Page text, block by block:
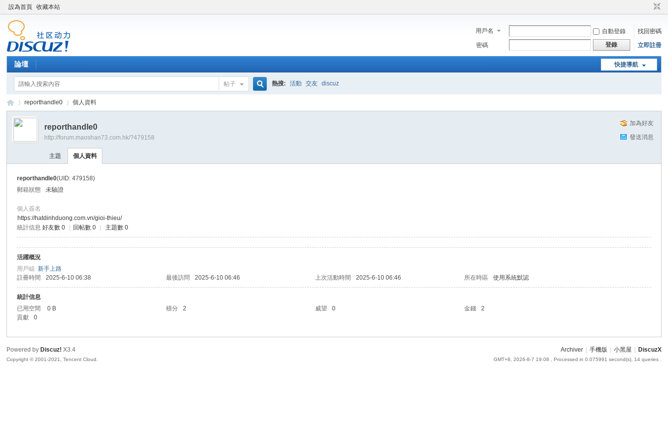
設為首頁 收藏本站
用戶名 自動登錄
找回密碼
密碼
登錄 立即註冊
快捷導航
論壇
帖子 熱搜: 活動 交友 discuz
›
reporthandle0 個人資料
加為好友
發送消息
reporthandle0
http://forum.maoshan73.com.hk/?479158
主題 個人資料
reporthandle0(UID: 479158)
郵箱狀態
未驗證
個人簽名
https://hatdinhduong.com.vn/gioi-thieu/
統計信息 好友數 0 回帖數 0 主題數 0
活躍概況
用戶組新手上路
註冊時間
2025-6-10 06:38 最後訪問 2025-6-10 06:46 上次活動時間 2025-6-10 06:46 所在時區 使用系統默認
統計信息
已用空間
0 B 積分 2 威望 0 金錢
2
貢獻
0
Archiver 手機版 小黑屋 DiscuzX
GMT+8, 2026-8-7 19:08 , Processed in 0.075991 second(s), 14 queries .
Powered by Discuz! X3.4
Copyright © 2001-2021, Tencent Cloud.